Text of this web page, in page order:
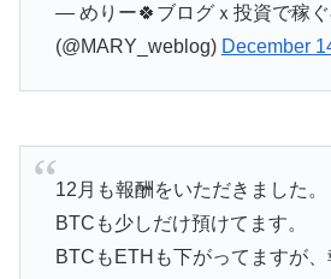
— めりー🍀ブログｘ投資で稼
(@MARY_weblog) December
12月も報酬をいただきました。
BTCも少しだけ預けてます。
BTCもETHも下がってますが